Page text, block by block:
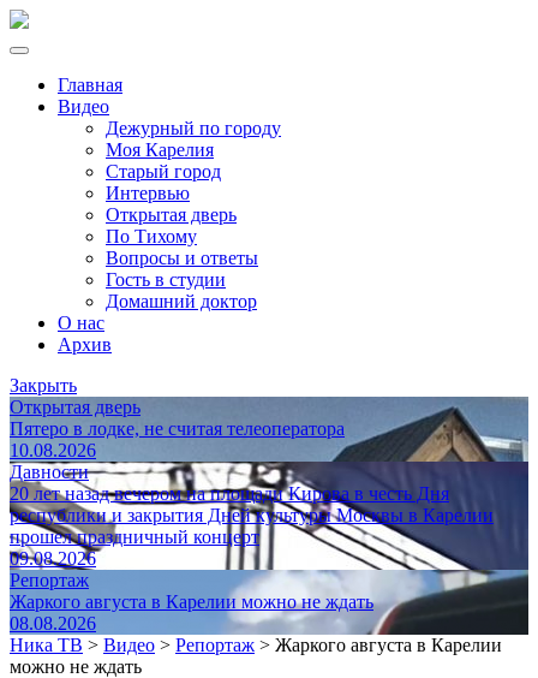
Главная
Видео
Дежурный по городу
Моя Карелия
Старый город
Интервью
Открытая дверь
По Тихому
Вопросы и ответы
Гость в студии
Домашний доктор
О нас
Архив
Закрыть
Открытая дверь
Пятеро в лодке, не считая телеоператора
10.08.2026
Давности
20 лет назад вечером на площади Кирова в честь Дня
республики и закрытия Дней культуры Москвы в Карелии
прошел праздничный концерт
09.08.2026
Репортаж
Жаркого августа в Карелии можно не ждать
08.08.2026
Ника ТВ > Видео > Репортаж > Жаркого августа в Карелии
можно не ждать